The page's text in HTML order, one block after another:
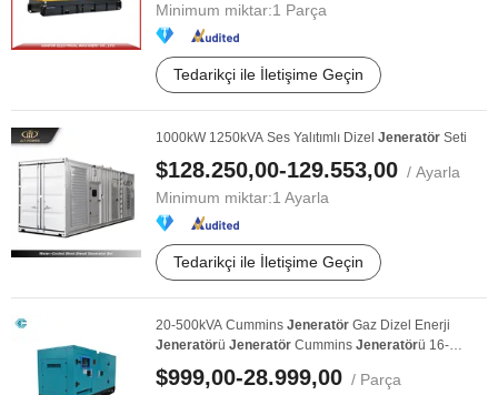
Minimum miktar:1 Parça
Tedarikçi ile İletişime Geçin
1000kW 1250kVA Ses Yalıtımlı Dizel Jeneratör Seti
$128.250,00-129.553,00 / Ayarla
Minimum miktar:1 Ayarla
Tedarikçi ile İletişime Geçin
20-500kVA Cummins Jeneratör Gaz Dizel Enerji
Jeneratörü Jeneratör Cummins Jeneratörü 16-
400kw Sessiz ...
$999,00-28.999,00 / Parça